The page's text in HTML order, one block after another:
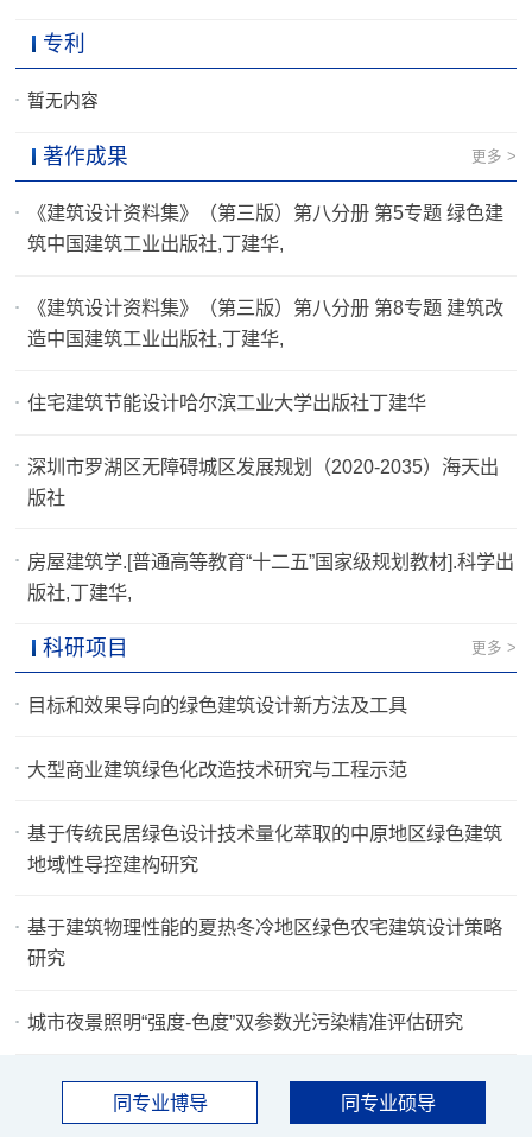
专利
暂无内容
著作成果 更多 >
《建筑设计资料集》（第三版）第八分册 第5专题 绿色建
筑中国建筑工业出版社,丁建华,
《建筑设计资料集》（第三版）第八分册 第8专题 建筑改
造中国建筑工业出版社,丁建华,
住宅建筑节能设计哈尔滨工业大学出版社丁建华
深圳市罗湖区无障碍城区发展规划（2020-2035）海天出
版社
房屋建筑学.[普通高等教育“十二五”国家级规划教材].科学出
版社,丁建华,
科研项目 更多 >
目标和效果导向的绿色建筑设计新方法及工具
大型商业建筑绿色化改造技术研究与工程示范
基于传统民居绿色设计技术量化萃取的中原地区绿色建筑
地域性导控建构研究
基于建筑物理性能的夏热冬冷地区绿色农宅建筑设计策略
研究
城市夜景照明“强度-色度”双参数光污染精准评估研究
同专业博导 同专业硕导